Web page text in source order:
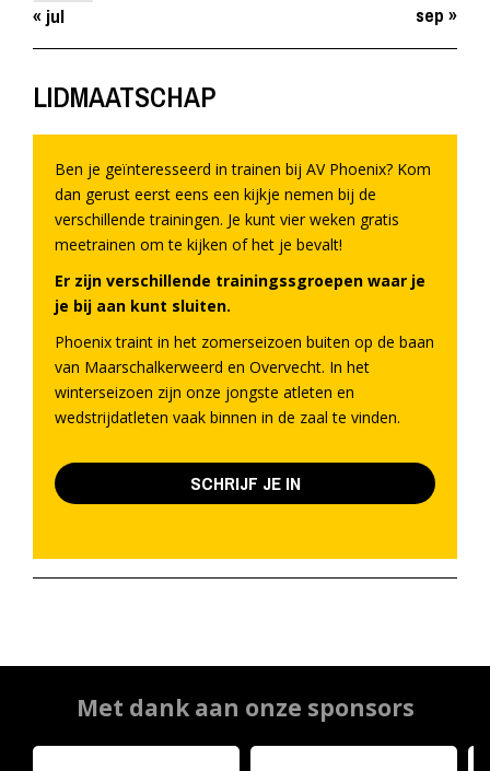
« jul sep »
LIDMAATSCHAP
Ben je geïnteresseerd in trainen bij AV Phoenix? Kom
dan gerust eerst eens een kijkje nemen bij de
verschillende trainingen. Je kunt vier weken gratis
meetrainen om te kijken of het je bevalt!
Er zijn verschillende trainingssgroepen waar je
je bij aan kunt sluiten.
Phoenix traint in het zomerseizoen buiten op de baan
van Maarschalkerweerd en Overvecht. In het
winterseizoen zijn onze jongste atleten en
wedstrijdatleten vaak binnen in de zaal te vinden.
SCHRIJF JE IN
Met dank aan onze sponsors